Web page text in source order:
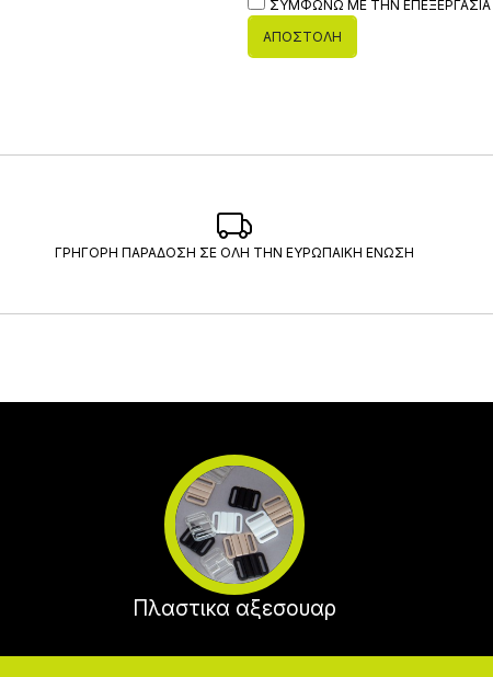
ΣΥΜΦΩΝΏ ΜΕ ΤΗΝ
ΑΠΟΣΤΟΛΉ
ΓΡΗΓΟΡΗ ΠΑΡΑΔΟΣΗ ΣΕ ΟΛΗ ΤΗΝ ΕΥΡΩΠΑΙΚΗ ΕΝΩΣΗ
Πλαστικα αξεσουαρ